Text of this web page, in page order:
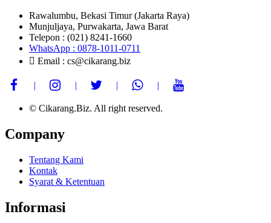
Rawalumbu, Bekasi Timur (Jakarta Raya)
Munjuljaya, Purwakarta, Jawa Barat
Telepon : (021) 8241-1660
WhatsApp : 0878-1011-0711
Email : cs@cikarang.biz
© Cikarang.Biz. All right reserved.
Company
Tentang Kami
Kontak
Syarat & Ketentuan
Informasi